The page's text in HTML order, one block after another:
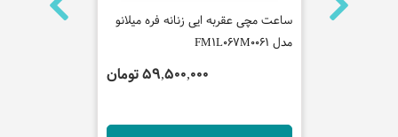
ساعت مچی
ساعت مچی عقربه ایی زنانه فره میلانو
مدل FM1L067M0061
59,500,000 تومان